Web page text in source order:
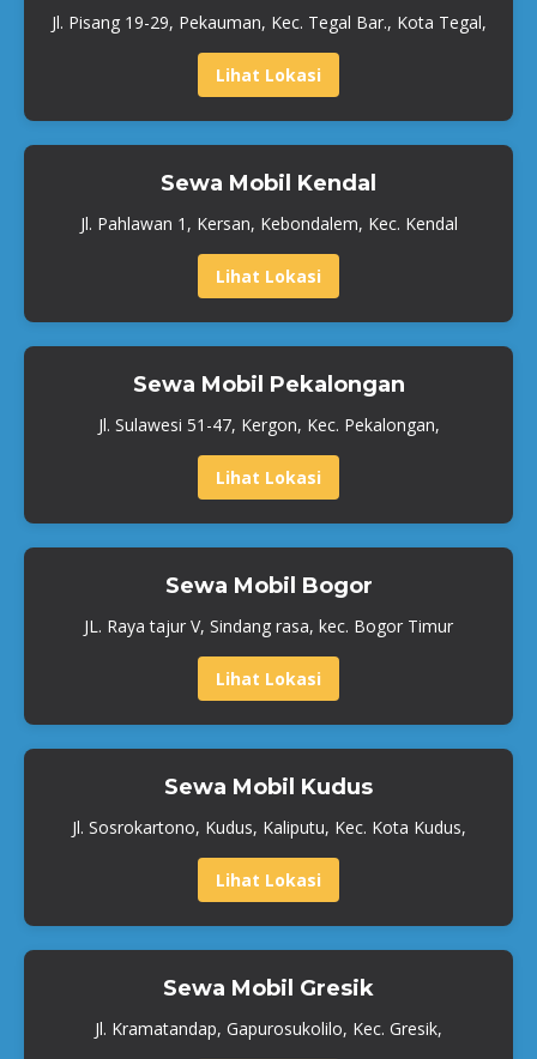
Jl. Pisang 19-29, Pekauman, Kec. Tegal Bar., Kota Tegal,
Lihat Lokasi
Sewa Mobil Kendal
Jl. Pahlawan 1, Kersan, Kebondalem, Kec. Kendal
Lihat Lokasi
Sewa Mobil Pekalongan
Jl. Sulawesi 51-47, Kergon, Kec. Pekalongan,
Lihat Lokasi
Sewa Mobil Bogor
JL. Raya tajur V, Sindang rasa, kec. Bogor Timur
Lihat Lokasi
Sewa Mobil Kudus
Jl. Sosrokartono, Kudus, Kaliputu, Kec. Kota Kudus,
Lihat Lokasi
Sewa Mobil Gresik
Jl. Kramatandap, Gapurosukolilo, Kec. Gresik,